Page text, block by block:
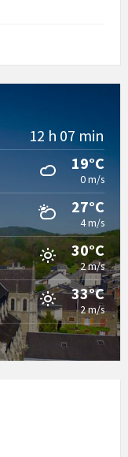
12 h 07 min
19°C
0 m/s
27°C
4 m/s
30°C
2 m/s
33°C
2 m/s